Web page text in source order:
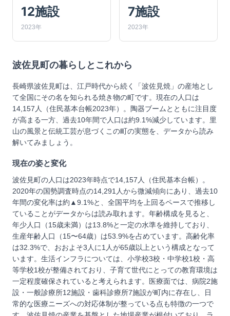
12施設
2023年
7施設
2023年
波佐見町 の暮らしとこれから
長崎県波佐見町は、江戸時代から続く「波佐見焼」の産地とし
て全国にその名を知られる焼き物の町です。現在の人口は
14,157人（住民基本台帳2023年）。陶器ブームとともに注目度
が高まる一方、過去10年間で人口は約9.1%減少しています。里
山の風景と伝統工芸が息づくこの町の実態を、データから読み
解いてみましょう。
現在の姿と変化
波佐見町の人口は2023年時点で14,157人（住民基本台帳）。
2020年の国勢調査時点の14,291人から微減傾向にあり、過去10
年間の変化率は約▲9.1%と、全国平均を上回るペースで推移し
ていることがデータからは読み取れます。年齢構成を見ると、
年少人口（15歳未満）は13.8%と一定の水準を維持しており、
生産年齢人口（15〜64歳）は53.9%を占めています。高齢化率
は32.3%で、おおよそ3人に1人が65歳以上という構成となって
います。生活インフラについては、小学校3校・中学校1校・高
等学校1校が整備されており、子育て世代にとっての教育環境は
一定程度確保されていると考えられます。医療面では、病院2施
設・一般診療所12施設・歯科診療所7施設が町内に存在し、日
常的な医療ニーズへの対応体制が整っている点も特徴の一つで